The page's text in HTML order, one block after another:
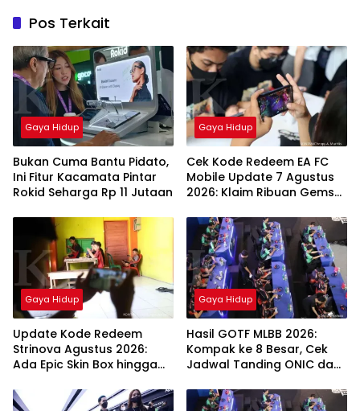
Pos Terkait
Gaya Hidup
Bukan Cuma Bantu Pidato,
Ini Fitur Kacamata Pintar
Rokid Seharga Rp 11 Jutaan
Gaya Hidup
Cek Kode Redeem EA FC
Mobile Update 7 Agustus
2026: Klaim Ribuan Gems
Gaya Hidup
Update Kode Redeem
Strinova Agustus 2026:
Ada Epic Skin Box hingga
Gaya Hidup
Hasil GOTF MLBB 2026:
Kompak ke 8 Besar, Cek
Jadwal Tanding ONIC dan